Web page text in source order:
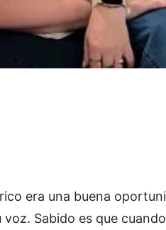
era una buena
Sabido es que